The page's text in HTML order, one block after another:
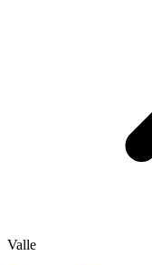
Valle